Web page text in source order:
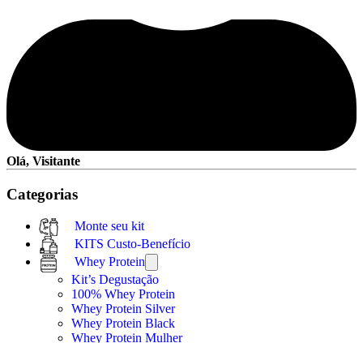
Olá, Visitante
Categorias
Monte seu kit
KITS Custo-Benefício
Whey Protein
Kit’s Degustação
100% Whey Protein
Whey Protein Silver
Whey Protein Black
Whey Protein Mulher